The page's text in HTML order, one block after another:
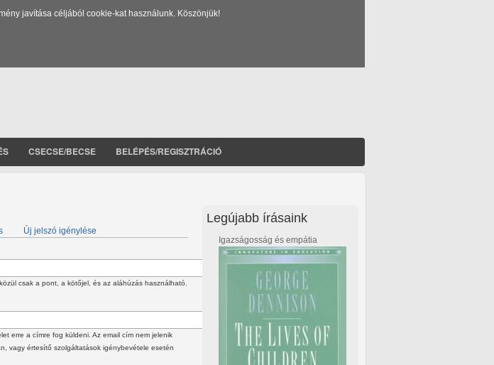
javítása céljából cookie-kat használunk. Köszönjük!
CSECSE/BECSE BELÉPÉS/REGISZTRÁCIÓ
Új jelszó igénylése
csak a pont, a kötőjel, és az aláhúzás használható.
erre a címre fog küldeni. Az email cím nem jelenik
vagy értesítő szolgáltatások igénybevétele esetén
Legújabb írásaink
Igazságosság és empátia